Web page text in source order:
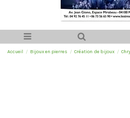
Accueil Bijoux en pierres Création de bijoux